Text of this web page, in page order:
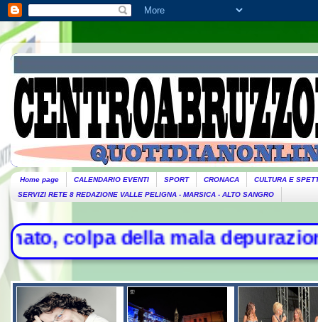
Home page CALENDARIO EVENTI SPORT CRONACA
CULTURA E
SERVIZI RETE 8 REDAZIONE VALLE PELIGNA - MARSICA - ALTO SANGRO
mala depurazione -